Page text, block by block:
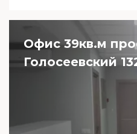
Офис 39кв.м
Голосеевский